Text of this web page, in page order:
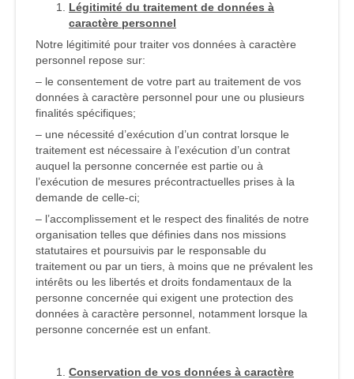
Légitimité du traitement de données à
caractère personnel
Notre légitimité pour traiter vos données à caractère
personnel repose sur:
– le consentement de votre part au traitement de vos
données à caractère personnel pour une ou plusieurs
finalités spécifiques;
– une nécessité d’exécution d’un contrat lorsque le
traitement est nécessaire à l’exécution d’un contrat
auquel la personne concernée est partie ou à
l’exécution de mesures précontractuelles prises à la
demande de celle-ci;
– l’accomplissement et le respect des finalités de notre
organisation telles que définies dans nos missions
statutaires et poursuivis par le responsable du
traitement ou par un tiers, à moins que ne prévalent les
intérêts ou les libertés et droits fondamentaux de la
personne concernée qui exigent une protection des
données à caractère personnel, notamment lorsque la
personne concernée est un enfant.
Conservation de vos données à caractère